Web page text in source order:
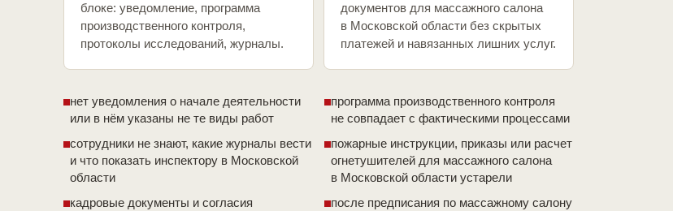
блоке: уведомление, программа
производственного контроля,
протоколы исследований, журналы.
документов для массажного салона
в Московской области без скрытых
платежей и навязанных лишних услуг.
нет уведомления о начале деятельности
или в нём указаны не те виды работ
программа производственного контроля
не совпадает с фактическими процессами
сотрудники не знают, какие журналы вести
и что показать инспектору в Московской
области
пожарные инструкции, приказы или расчет
огнетушителей для массажного салона
в Московской области устарели
кадровые документы и согласия
после предписания по массажному салону